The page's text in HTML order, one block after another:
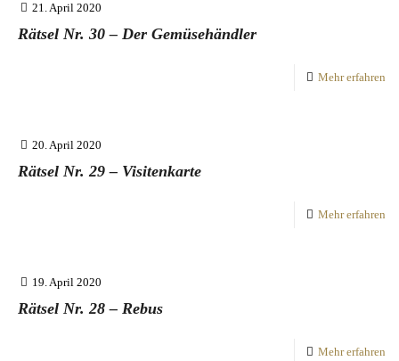
21. April 2020
Rätsel Nr. 30 – Der Gemüsehändler
Mehr erfahren
20. April 2020
Rätsel Nr. 29 – Visitenkarte
Mehr erfahren
19. April 2020
Rätsel Nr. 28 – Rebus
Mehr erfahren